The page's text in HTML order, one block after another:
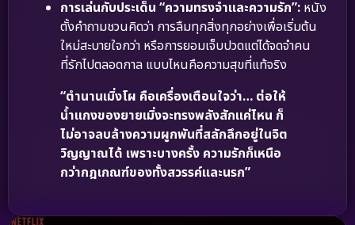
การเล่นกับประเด็น “ความทรงจำและความรัก”: หนัง
ตั้งคำถามชวนคิดว่า การลืมทุกสิ่งทุกอย่างเพื่อเริ่มต้น
ใหม่สะบายใจกว่า หรือการยอมเจ็บปวดแต่ได้จดจำคน
ที่รักไปตลอดกาล แบบไหนคือความสุขที่แท้จริง
“ตำนานเมิ่งโผ คือเครื่องเตือนใจว่า… ต่อให้
น้ำแกงของยายเมิ่งจะทรงพลังสักแค่ไหน ก็
ไม่อาจลบล้างความผูกพันที่สลักลึกอยู่ในจิต
วิญญาณได้ เพราะบางครั้ง ความรักก็เหนือ
กว่ากฎเกณฑ์ของทั้งสวรรค์และนรก”